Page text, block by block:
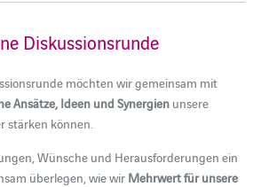
Diskussionsrunde
möchten wir gemeinsam mit
Ansätze, Ideen und Synergienunsere
stärken können.
Wünsche und Herausforderungen ein
überlegen, wie wir Mehrwert für unsere